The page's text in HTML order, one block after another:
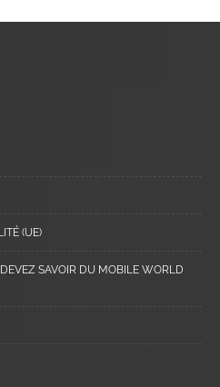
(UE)
SAVOIR DU MOBILE WORLD